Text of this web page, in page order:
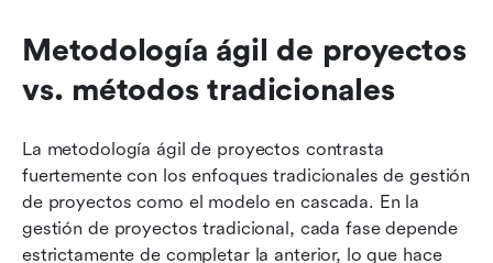
Metodología ágil de proyectos
vs. métodos tradicionales
La metodología ágil de proyectos contrasta
fuertemente con los enfoques tradicionales de gestión
de proyectos como el modelo en cascada. En la
gestión de proyectos tradicional, cada fase depende
estrictamente de completar la anterior, lo que hace